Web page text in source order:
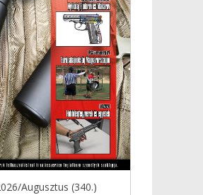
Augusztus (340.)